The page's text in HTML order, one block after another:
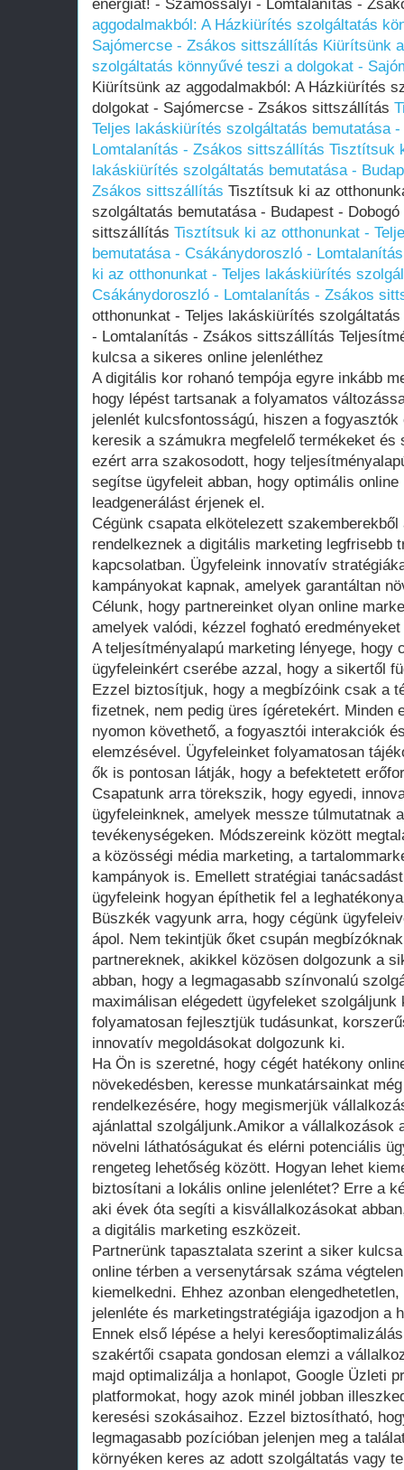
energiát! - Szamossályi - Lomtalanítás -
aggodalmakból: A Házkiürítés szolgáltatás
Sajómercse - Zsákos sittszállítás Kiürítsünk
szolgáltatás könnyűvé teszi a dolgokat -
Kiürítsünk az aggodalmakból: A Házkiürítés
dolgokat - Sajómercse - Zsákos sittszállítás
Teljes lakáskiürítés szolgáltatás bemutatása
Lomtalanítás - Zsákos sittszállítás Tisztítsuk
lakáskiürítés szolgáltatás bemutatása -
Zsákos sittszállítás Tisztítsuk ki az
szolgáltatás bemutatása - Budapest -
sittszállítás Tisztítsuk ki az otthonunkat -
bemutatása - Csákánydoroszló -
ki az otthonunkat - Teljes lakáskiürítés
Csákánydoroszló - Lomtalanítás - Zsákos
otthonunkat - Teljes lakáskiürítés
- Lomtalanítás - Zsákos sittszállítás
kulcsa a sikeres online jelenléthez
A digitális kor rohanó tempója egyre inkább
hogy lépést tartsanak a folyamatos
jelenlét kulcsfontosságú, hiszen a
keresik a számukra megfelelő termékeket és
ezért arra szakosodott, hogy
segítse ügyfeleit abban, hogy optimális
leadgenerálást érjenek el.
Cégünk csapata elkötelezett
rendelkeznek a digitális marketing legfrisebb
kapcsolatban. Ügyfeleink innovatív
kampányokat kapnak, amelyek garantáltan
Célunk, hogy partnereinket olyan online
amelyek valódi, kézzel fogható
A teljesítményalapú marketing lényege, hogy
ügyfeleinkért cserébe azzal, hogy a sikertől
Ezzel biztosítjuk, hogy a megbízóink csak a
fizetnek, nem pedig üres ígéretekért. Minden
nyomon követhető, a fogyasztói interakciók
elemzésével. Ügyfeleinket folyamatosan
ők is pontosan látják, hogy a befektetett
Csapatunk arra törekszik, hogy egyedi,
ügyfeleinknek, amelyek messze túlmutatnak
tevékenységeken. Módszereink között
a közösségi média marketing, a
kampányok is. Emellett stratégiai
ügyfeleink hogyan építhetik fel a
Büszkék vagyunk arra, hogy cégünk
ápol. Nem tekintjük őket csupán
partnereknek, akikkel közösen dolgozunk a
abban, hogy a legmagasabb színvonalú
maximálisan elégedett ügyfeleket szolgáljunk
folyamatosan fejlesztjük tudásunkat,
innovatív megoldásokat dolgozunk ki.
Ha Ön is szeretné, hogy cégét hatékony
növekedésben, keresse munkatársainkat
rendelkezésére, hogy megismerjük
ajánlattal szolgáljunk.Amikor a vállalkozások
növelni láthatóságukat és elérni potenciális
rengeteg lehetőség között. Hogyan lehet
biztosítani a lokális online jelenlétet? Erre a
aki évek óta segíti a kisvállalkozásokat
a digitális marketing eszközeit.
Partnerünk tapasztalata szerint a siker
online térben a versenytársak száma
kiemelkedni. Ehhez azonban
jelenléte és marketingstratégiája igazodjon a
Ennek első lépése a helyi
szakértői csapata gondosan elemzi a
majd optimalizálja a honlapot, Google Üzleti
platformokat, hogy azok minél jobban
keresési szokásaihoz. Ezzel biztosítható,
legmagasabb pozícióban jelenjen meg a
környéken keres az adott szolgáltatás vagy